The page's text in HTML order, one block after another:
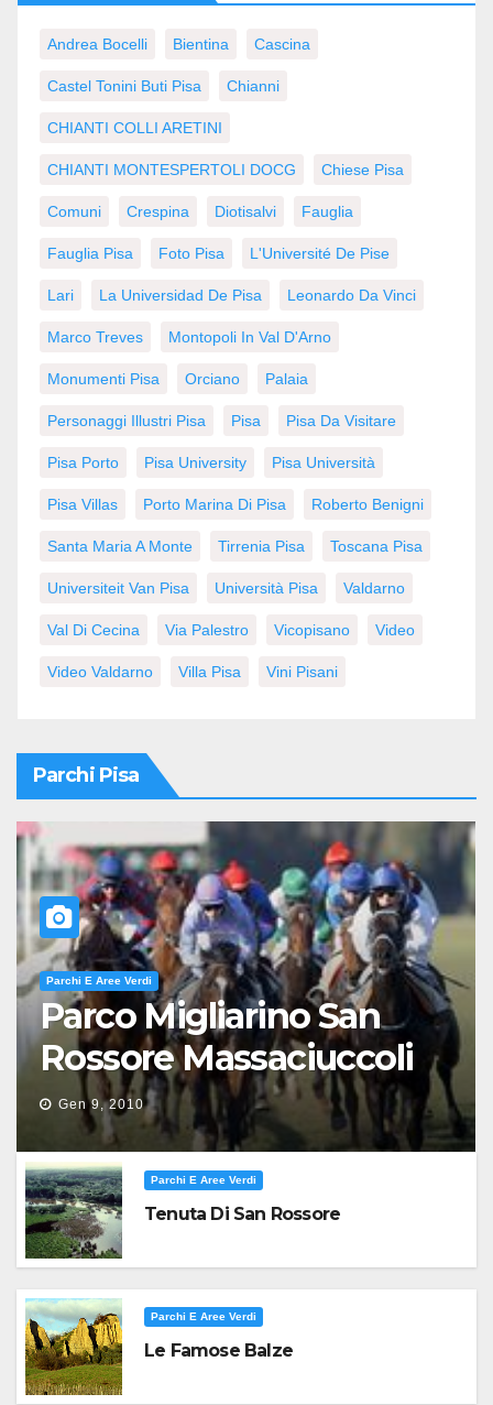
Andrea Bocelli Bientina Cascina
Castel Tonini Buti Pisa Chianni
CHIANTI COLLI ARETINI
CHIANTI MONTESPERTOLI DOCG Chiese Pisa
Comuni Crespina Diotisalvi Fauglia
Fauglia Pisa Foto Pisa L'Université De Pise
Lari La Universidad De Pisa Leonardo Da Vinci
Marco Treves Montopoli In Val D'Arno
Monumenti Pisa Orciano Palaia
Personaggi Illustri Pisa Pisa Pisa Da Visitare
Pisa Porto Pisa University Pisa Università
Pisa Villas Porto Marina Di Pisa Roberto Benigni
Santa Maria A Monte Tirrenia Pisa Toscana Pisa
Universiteit Van Pisa Università Pisa Valdarno
Val Di Cecina Via Palestro Vicopisano Video
Video Valdarno Villa Pisa Vini Pisani
Parchi Pisa
Parchi E Aree Verdi
Parco Migliarino San
Rossore Massaciuccoli
Gen 9, 2010
Parchi E Aree Verdi
Tenuta Di San Rossore
Parchi E Aree Verdi
Le Famose Balze